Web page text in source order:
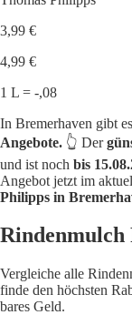
3,99 €
4,99 €
1 L = -,08
In Bremerhaven gibt
Angebote. 👆 Der
und ist noch bis
Angebot jetzt im
Philipps in
Rindenmulch
Vergleiche alle
finde den höchsten
bares Geld.